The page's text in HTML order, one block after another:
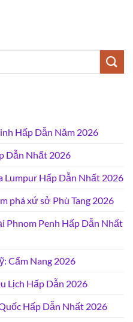
Hấp Dẫn Năm 2026
Dẫn Nhất 2026
Lumpur Hấp Dẫn Nhất 2026
phá xứ sở Phù Tang 2026
Phnom Penh Hấp Dẫn Nhất
Cẩm Nang 2026
Lịch Hấp Dẫn 2026
Hấp Dẫn Nhất 2026